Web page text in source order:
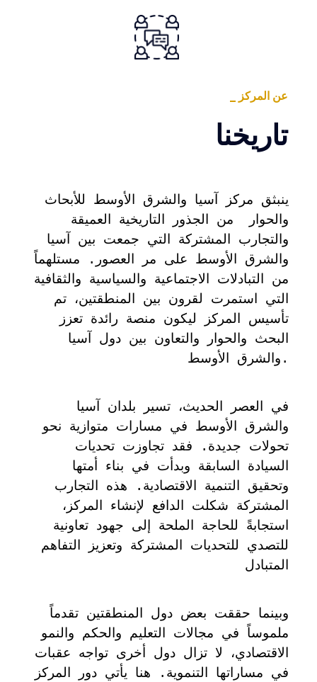
عن المركز
تاريخنا
ينبثق مركز آسيا والشرق الأوسط للأبحاث
والحوار من الجذور التاريخية العميقة
والتجارب المشتركة التي جمعت بين آسيا
والشرق الأوسط على مر العصور. مستلهماً
من التبادلات الاجتماعية والسياسية والثقافية
التي استمرت لقرون بين المنطقتين، تم
تأسيس المركز ليكون منصة رائدة تعزز
البحث والحوار والتعاون بين دول آسيا
والشرق الأوسط.
في العصر الحديث، تسير بلدان آسيا
والشرق الأوسط في مسارات متوازية نحو
تحولات جديدة. فقد تجاوزت تحديات
السيادة السابقة وبدأت في بناء أمتها
وتحقيق التنمية الاقتصادية. هذه التجارب
المشتركة شكلت الدافع لإنشاء المركز،
استجابةً للحاجة الملحة إلى جهود تعاونية
للتصدي للتحديات المشتركة وتعزيز التفاهم
المتبادل
وبينما حققت بعض دول المنطقتين تقدماً
ملموساً في مجالات التعليم والحكم والنمو
الاقتصادي، لا تزال دول أخرى تواجه عقبات
في مساراتها التنموية. هنا يأتي دور المركز